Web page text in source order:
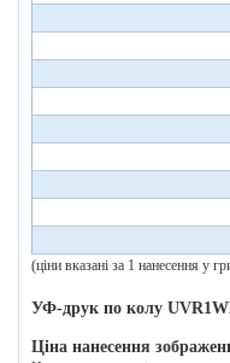
(ціни вказані за 1 нанесення у
УФ-друк по колу
Ціна нанесення